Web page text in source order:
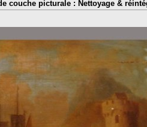
couche picturale : Nettoyage &